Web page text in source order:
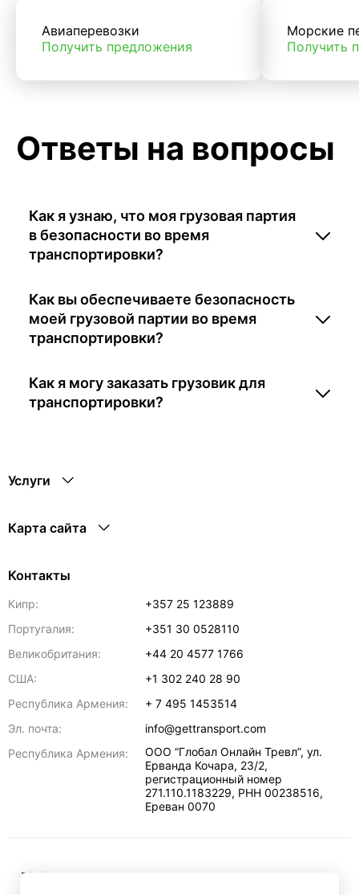
Авиаперевозки
Получить предложения
Морские
Получить
Ответы на вопросы
Как я узнаю, что моя грузовая партия
в безопасности во время
транспортировки?
Как вы обеспечиваете безопасность
моей грузовой партии во время
транспортировки?
Как я могу заказать грузовик для
транспортировки?
Услуги
Карта сайта
Контакты
Кипр:
+357 25 123889
Португалия:
+351 30 0528110
Великобритания:
+44 20 4577 1766
США:
+1 302 240 28 90
Республика Армения:
+ 7 495 1453514
Эл. почта:
info@gettransport.com
Республика Армения:
ООО “Глобал Онлайн Тревл”, ул.
Ерванда Кочара, 23/2,
регистрационный номер
271.110.1183229, РНН 00238516,
Ереван 0070
₽ RUB